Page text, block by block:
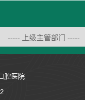
腔医院